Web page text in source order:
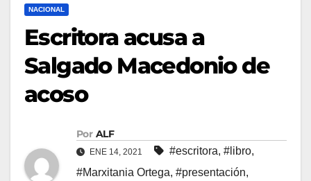
NACIONAL
Escritora acusa a
Salgado Macedonio de
acoso
Por ALF
ENE 14, 2021 #escritora, #libro,
#Marxitania Ortega, #presentación,